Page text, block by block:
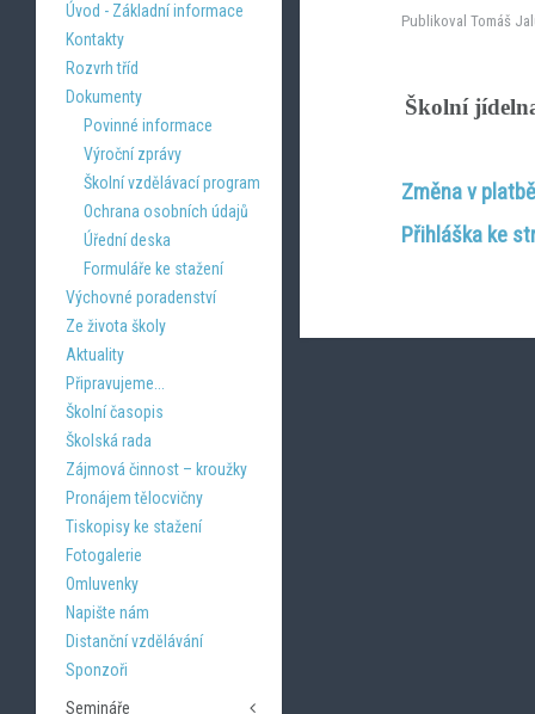
Publikoval Tomáš
Školní
Změna v
Přihláška ke
Úvod - Základní informace
Kontakty
Rozvrh tříd
Dokumenty
Povinné informace
Výroční zprávy
Školní vzdělávací program
Ochrana osobních údajů
Úřední deska
Formuláře ke stažení
Výchovné poradenství
Ze života školy
Aktuality
Připravujeme...
Školní časopis
Školská rada
Zájmová činnost – kroužky
Pronájem tělocvičny
Tiskopisy ke stažení
Fotogalerie
Omluvenky
Napište nám
Distanční vzdělávání
Sponzoři
Semináře